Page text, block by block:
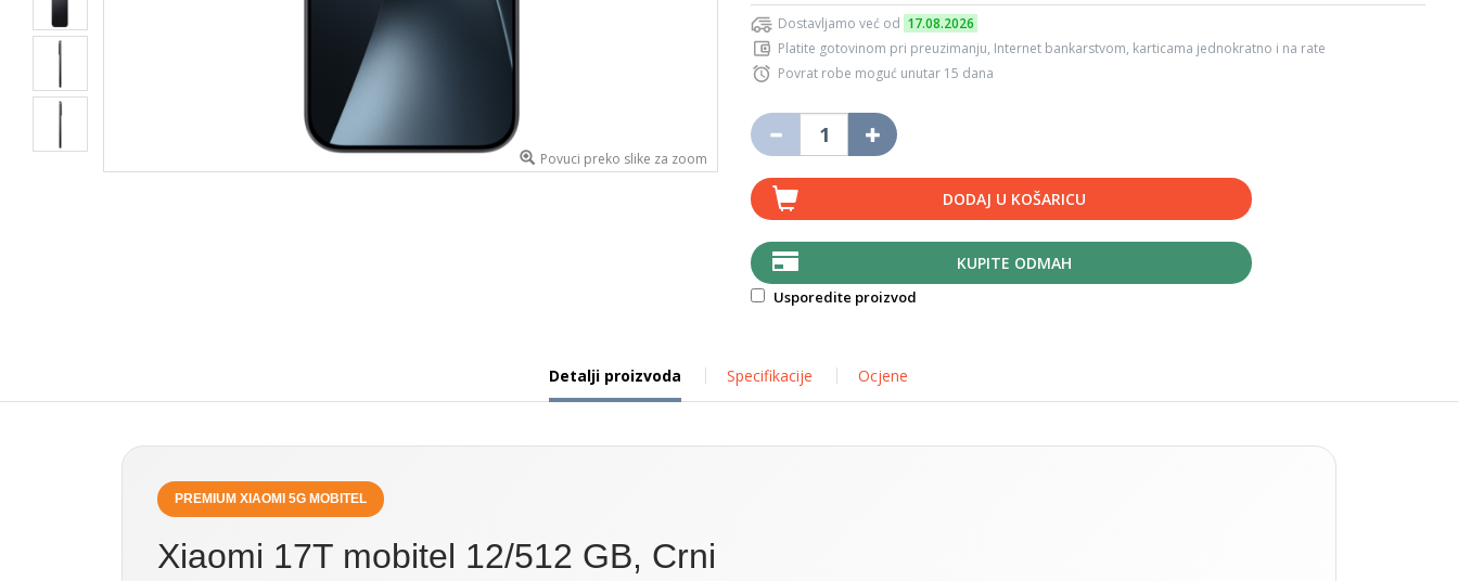
Povuci preko slike za zoom
Dostavljamo već od 17.08.2026
Platite gotovinom pri preuzimanju, Internet bankarstvom, karticama jednokratno i na rate
Povrat robe moguć unutar 15 dana
DODAJ U KOŠARICU
KUPITE ODMAH
Usporedite proizvod
Detalji proizvoda Specifikacije Ocjene
PREMIUM XIAOMI 5G MOBITEL
Xiaomi 17T mobitel 12/512 GB, Crni